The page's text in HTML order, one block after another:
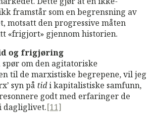
framstår som en begrensning av
motsatt den progressive måten
«frigjort» gjennom historien.
og frigjøring
spør om den agitatoriske
til de marxistiske begrepene, vil jeg
syn på tidi kapitalistiske samfunn,
godt med erfaringer de
dagliglivet.[11]